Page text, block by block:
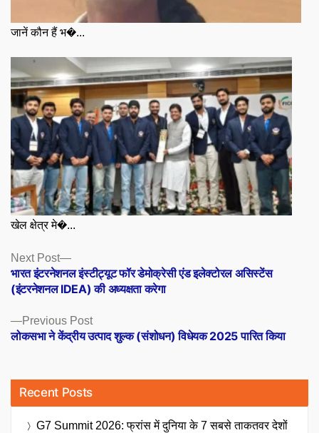
जानें कौन हैं भ�...
खेल क्षेत्र मे�...
Posts
navigation
Previous PostPrevious
post:
लोकसभा ने केंद्रीय उत्पाद शुल्क (संशोधन) विधेयक 2025 पारित किया
Next Post
Next
post:
भारत इंटरनेशनल इंस्टीट्यूट फॉर डेमोक्रेसी एंड इलेक्टोरल असिस्टेंस
(इंटरनेशनल IDEA) की अध्यक्षता करेगा
Recent Posts
G7 Summit 2026: फ्रांस में दुनिया के 7 सबसे ताकतवर देशों